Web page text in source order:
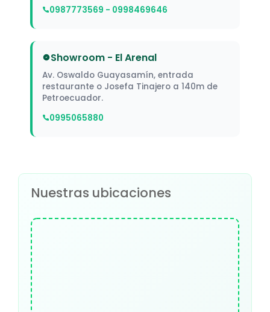
0987773569 - 0998469646
Showroom - El Arenal
Av. Oswaldo Guayasamín, entrada
restaurante o Josefa Tinajero a 140m de
Petroecuador.
0995065880
Nuestras ubicaciones